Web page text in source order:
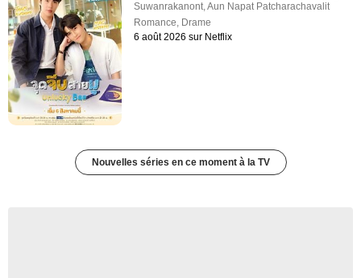
Suwanrakanont ,Aun Napat Patcharachavalit
Romance Drame
6 août 2026 sur Netflix
Nouvelles séries en ce moment à la TV